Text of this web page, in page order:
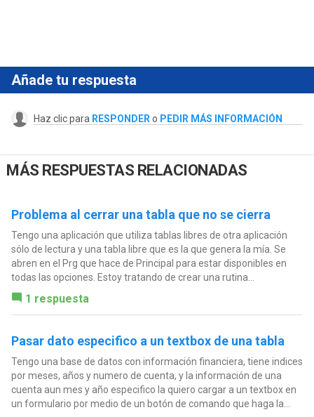
Añade tu respuesta
Haz clic para RESPONDER o PEDIR MÁS INFORMACIÓN
MÁS RESPUESTAS RELACIONADAS
Problema al cerrar una tabla que no se cierra
Tengo una aplicación que utiliza tablas libres de otra aplicación
sólo de lectura y una tabla libre que es la que genera la mía. Se
abren en el Prg que hace de Principal para estar disponibles en
todas las opciones. Estoy tratando de crear una rutina...
1 respuesta
Pasar dato especifico a un textbox de una tabla
Tengo una base de datos con información financiera, tiene indices
por meses, años y numero de cuenta, y la información de una
cuenta aun mes y año especifico la quiero cargar a un textbox en
un formulario por medio de un botón de comando que haga la...